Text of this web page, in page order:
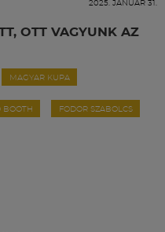
2025. JANUÁR 31.
OTT VAGYUNK AZ
MAGYAR KUPA
BOOTH FODOR SZABOLCS